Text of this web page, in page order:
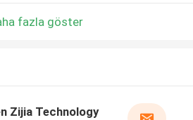
fazla göster
Zijia Technology